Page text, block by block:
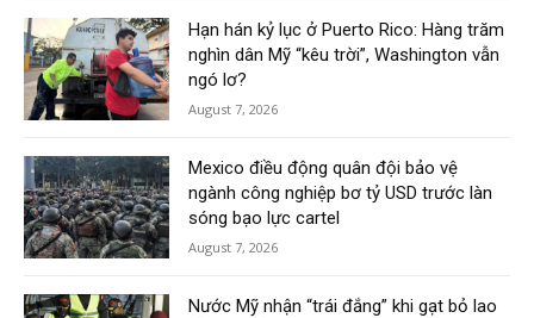
Hạn hán kỷ lục ở Puerto Rico: Hàng trăm
nghìn dân Mỹ “kêu trời”, Washington vẫn
ngó lơ?
August 7, 2026
Mexico điều động quân đội bảo vệ
ngành công nghiệp bơ tỷ USD trước làn
sóng bạo lực cartel
August 7, 2026
Nước Mỹ nhận “trái đắng” khi gạt bỏ lao